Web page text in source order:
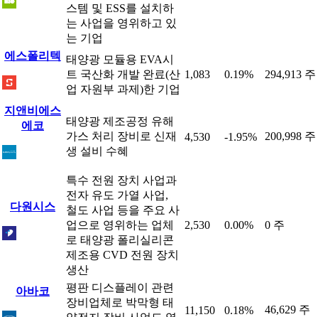
스템 및 ESS를 설치하
는 사업을 영위하고 있
는 기업
에스폴리텍 태양광 모듈용 EVA시
트 국산화 개발 완료(산
업 자원부 과제)한 기업
1,083 0.19% 294,913 주
지앤비에스
에코
태양광 제조공정 유해
가스 처리 장비로 신재
생 설비 수혜
4,530 -1.95% 200,998 주
다원시스
특수 전원 장치 사업과
전자 유도 가열 사업,
철도 사업 등을 주요 사
업으로 영위하는 업체
로 태양광 폴리실리콘
제조용 CVD 전원 장치
생산
2,530 0.00% 0 주
아바코
평판 디스플레이 관련
장비업체로 박막형 태
11,150 0.18% 46,629 주